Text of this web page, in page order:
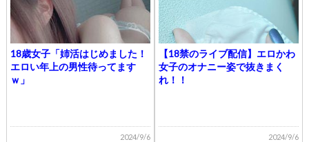
18歳女子「姉活はじめました！
エロい年上の男性待ってます
ｗ」
2024/9/6
【18禁のライブ配信】エロかわ
女子のオナニー姿で抜きまく
れ！！
2024/9/6